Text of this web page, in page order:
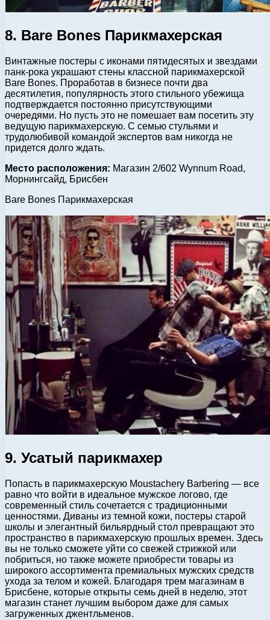
8. Bare Bones Парикмахерская
Винтажные постеры с иконами пятидесятых и звездами
панк-рока украшают стены классной парикмахерской
Bare Bones. Проработав в бизнесе почти два
десятилетия, популярность этого стильного убежища
подтверждается постоянно присутствующими
очередями. Но пусть это не помешает вам посетить эту
ведущую парикмахерскую. С семью стульями и
трудолюбивой командой экспертов вам никогда не
придется долго ждать.
Место расположения: Магазин 2/602 Wynnum Road,
Морнингсайд, Брисбен
Bare Bones Парикмахерская
9. Усатый парикмахер
Попасть в парикмахерскую Moustachery Barbering — все
равно что войти в идеальное мужское логово, где
современный стиль сочетается с традиционными
ценностями. Диваны из темной кожи, постеры старой
школы и элегантный бильярдный стол превращают это
пространство в парикмахерскую прошлых времен. Здесь
вы не только сможете уйти со свежей стрижкой или
побриться, но также можете приобрести товары из
широкого ассортимента премиальных мужских средств
ухода за телом и кожей. Благодаря трем магазинам в
Брисбене, которые открыты семь дней в неделю, этот
магазин станет лучшим выбором даже для самых
загруженных джентльменов.